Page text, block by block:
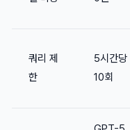
쿼리 제
한
5시간당
10회